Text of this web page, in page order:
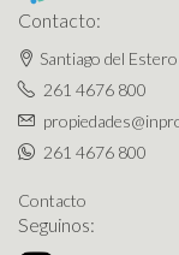
Contacto:
Santiago del
261 4676 800
261 4676 800
Contacto
Seguinos: